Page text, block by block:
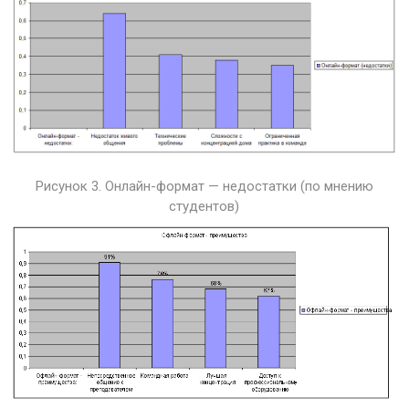
Рисунок 3. Онлайн-формат — недостатки (по мнению
студентов)